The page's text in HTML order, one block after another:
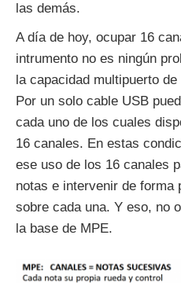
las demás.
A día de hoy, ocupar 16
intrumento no es ningún
la capacidad multipuerto
Por un solo cable USB
cada uno de los cuales
16 canales. En estas
ese uso de los 16 canales
notas e intervenir de forma
sobre cada una. Y eso, no
la base de MPE.